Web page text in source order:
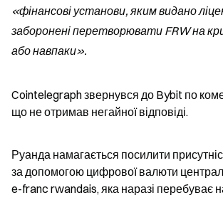
«фінансові установи, яким видано
заборонені перетворювати FRW на
або навпаки».
Cointelegraph звернувся до Bybit по
що не отримав негайної відповіді.
Руанда намагається посилити
за допомогою цифрової валюти
e-franc rwandais, яка наразі перебуває